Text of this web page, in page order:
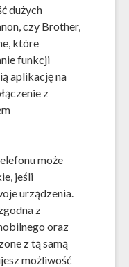
dużych
czy Brother,
które
funkcji
aplikację na
z
może
jeśli
urządzenia.
z
oraz
z tą samą
możliwość